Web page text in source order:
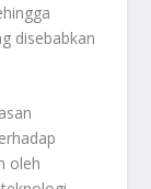
disebabkan
oleh